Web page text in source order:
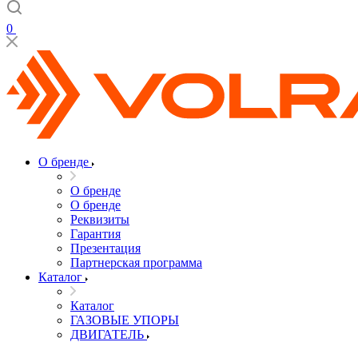
0
О бренде
О бренде
О бренде
Реквизиты
Гарантия
Презентация
Партнерская программа
Каталог
Каталог
ГАЗОВЫЕ УПОРЫ
ДВИГАТЕЛЬ